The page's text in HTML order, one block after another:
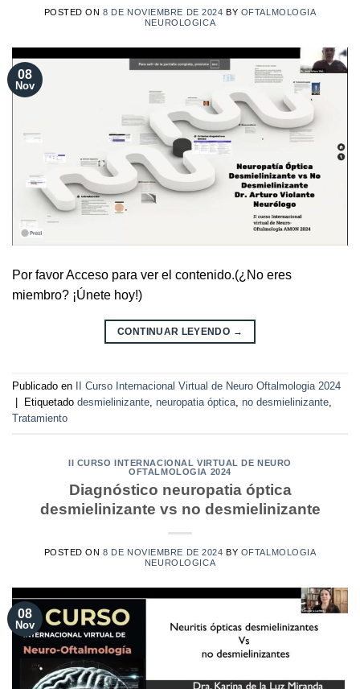
POSTED ON8 DE NOVIEMBRE DE 2024 BY OFTALMOLOGIA
NEUROLOGICA
08
Nov
Por favor Acceso para ver el contenido.(¿No eres
miembro? ¡Únete hoy!)
CONTINUAR LEYENDO →
Publicado en
II Curso Internacional Virtual de Neuro Oftalmologia 2024
Etiquetado desmielinizante, neuropatia óptica, no desmielinizante,
Tratamiento
II CURSO INTERNACIONAL VIRTUAL DE NEURO
OFTALMOLOGIA 2024
Diagnóstico neuropatia óptica
desmielinizante vs no desmielinizante
POSTED ON8 DE NOVIEMBRE DE 2024 BY OFTALMOLOGIA
NEUROLOGICA
08
Nov